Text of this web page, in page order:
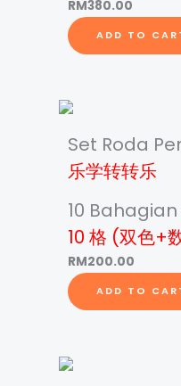
RM380.00
ADD TO
Set Roda
乐学转转乐
10
10 格 (双色+
RM200.00
ADD TO